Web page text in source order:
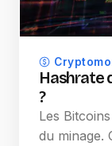
Hashrate
?
Les
du minage.